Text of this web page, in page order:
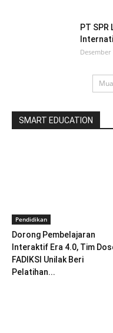
PT SPR
Desember
SMART EDUCATION
Pendidikan
Dorong Pembelajaran
Interaktif Era 4.0, Tim
FADIKSI Unilak Beri
Pelatihan...